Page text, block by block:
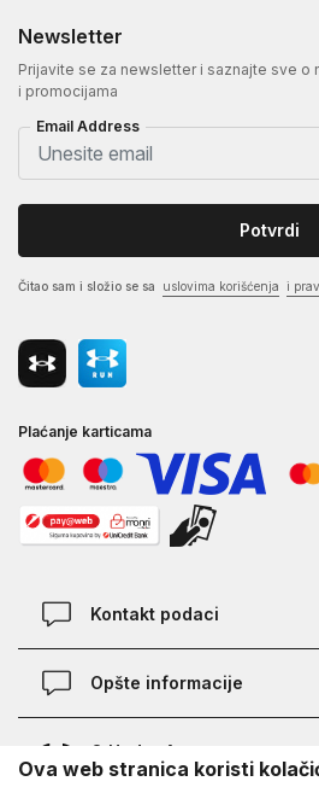
Newsletter
Prijavite se za newsletter i saznajte sve o
i promocijama
Email Address
Potvrdi
Čitao sam i složio se sa uslovima korišćenja i
Plaćanje karticama
Kontakt podaci
Kontakt
Opšte informacije
Provjera statusa porudžbine
O Under Armour-u
Ova web stranica koristi